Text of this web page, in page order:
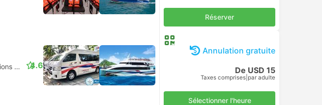
Réserver
1h Minibus+Ferry. Toutes connexions garanties
4.6
Annulation gratuite
De USD 15
Taxes comprises par adulte
Sélectionner l'heure